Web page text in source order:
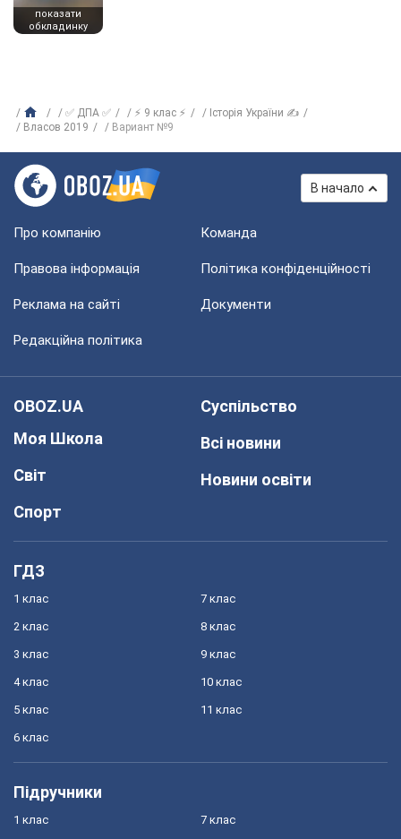
показати
обкладинку
✅ ДПА ✅ ⚡ 9 клас ⚡
Історія України ✍
Власов 2019
Вариант №9
В начало
Про компанію Команда
Правова інформація Політика конфіденційності
Реклама на сайті Документи
Редакційна політика
OBOZ.UA
Моя Школа
Світ
Спорт
Суспільство
Всі новини
Новини освіти
ГДЗ
1 клас
2 клас
3 клас
4 клас
5 клас
6 клас
7 клас
8 клас
9 клас
10 клас
11 клас
Підручники
1 клас 7 клас